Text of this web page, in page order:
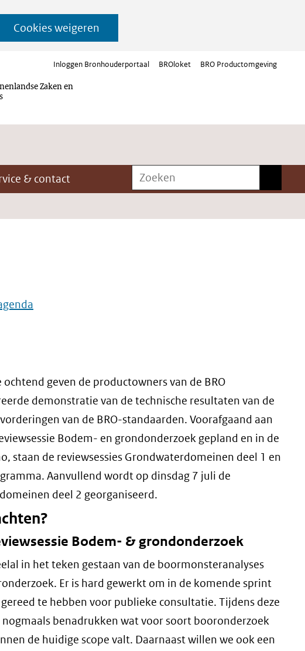
Cookies weigeren
Zaken en
Inloggen Bronhouderportaal BROloket BRO Productomgeving
& contact Zoeken
geven de productowners van de BRO
demonstratie van de technische resultaten van de
van de BRO-standaarden. Voorafgaand aan
Bodem- en grondonderzoek gepland en in de
staan de reviewsessies Grondwaterdomeinen deel 1 en
Aanvullend wordt op dinsdag 7 juli de
deel 2 georganiseerd.
Bodem- & grondonderzoek
in het teken gestaan van de boormonsteranalyses
Er is hard gewerkt om in de komende sprint
te hebben voor publieke consultatie. Tijdens deze
benadrukken wat voor soort booronderzoek
de huidige scope valt. Daarnaast willen we ook een